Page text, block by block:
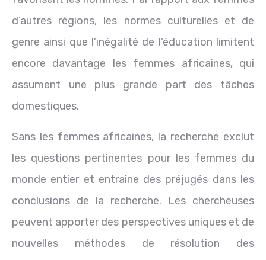
d’autres régions, les normes culturelles et de
genre ainsi que l’inégalité de l’éducation limitent
encore davantage les femmes africaines, qui
assument une plus grande part des tâches
domestiques.
Sans les femmes africaines, la recherche exclut
les questions pertinentes pour les femmes du
monde entier et entraîne des préjugés dans les
conclusions de la recherche. Les chercheuses
peuvent apporter des perspectives uniques et de
nouvelles méthodes de résolution des